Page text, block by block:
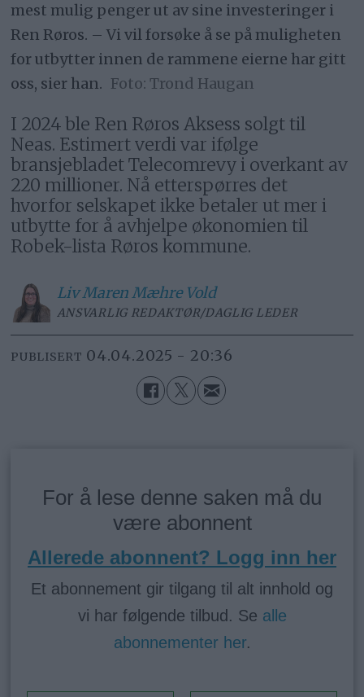
mest mulig penger ut av sine investeringer i
Ren Røros. – Vi vil forsøke å se på muligheten
for utbytter innen de rammene eierne har gitt
oss, sier han.
Trond Haugan
I 2024 ble Ren Røros Aksess solgt til
Neas. Estimert verdi var ifølge
bransjebladet Telecomrevy i overkant av
220 millioner. Nå etterspørres det
hvorfor selskapet ikke betaler ut mer i
utbytte for å avhjelpe økonomien til
Robek-lista Røros kommune.
Liv MarenMæhre Vold
ANSVARLIG REDAKTØR/DAGLIG LEDER
PUBLISERT 04.04.2025 - 20:36
For å lese denne saken må du
være abonnent
Allerede abonnent? Logg inn her
Et abonnement gir tilgang til alt innhold og
vi har følgende tilbud. Se alle
abonnementer her.